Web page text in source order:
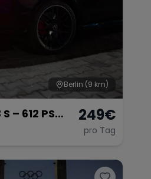
Berlin (9 km)
– 612 PS
249€
pro Tag